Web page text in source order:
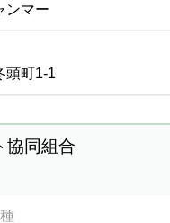
ンマー
頭町1-1
協同組合